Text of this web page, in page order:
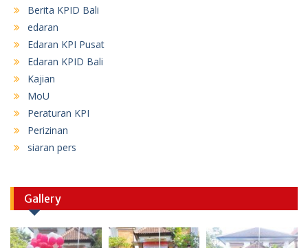
Berita KPID Bali
edaran
Edaran KPI Pusat
Edaran KPID Bali
Kajian
MoU
Peraturan KPI
Perizinan
siaran pers
Gallery